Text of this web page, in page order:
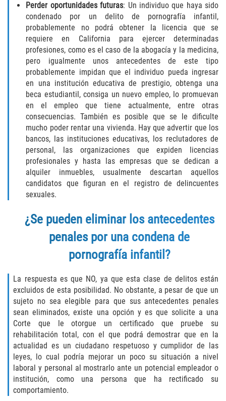
Assault
Assault on a Public Official Battery
Assault with a Deadly Weapon
Assault with Caustic Chemicals
Battery on a Peace Officer
Battery with Serious Bodily Injury
Corporal Injury
Domestic Violence
Child Endangerment
Criminal Threat
Domestic Battery
Elder Abuse
Failure to Provide Care (Child Neglect)
Violation of Restraining Order
Diversion Program
Perder oportunidades futuras: Un individuo que haya sido
condenado por un delito de pornografía infantil,
probablemente no podrá obtener la licencia que se
requiere en California para ejercer determinadas
profesiones, como es el caso de la abogacía y la medicina,
pero igualmente unos antecedentes de este tipo
probablemente impidan que el individuo pueda ingresar
en una institución educativa de prestigio, obtenga una
beca estudiantil, consiga un nuevo empleo, lo promuevan
en el empleo que tiene actualmente, entre otras
consecuencias. También es posible que se le dificulte
mucho poder rentar una vivienda. Hay que advertir que los
bancos, las instituciones educativas, los reclutadores de
personal, las organizaciones que expiden licencias
profesionales y hasta las empresas que se dedican a
alquiler inmuebles, usualmente descartan aquellos
candidatos que figuran en el registro de delincuentes
sexuales.
¿Se pueden eliminar los antecedentes
penales por una condena de
pornografía infantil?
La respuesta es que NO, ya que esta clase de delitos están
excluidos de esta posibilidad. No obstante, a pesar de que un
sujeto no sea elegible para que sus antecedentes penales
sean eliminados, existe una opción y es que solicite a una
Corte que le otorgue un certificado que pruebe su
rehabilitación total, con el que podrá demostrar que en la
actualidad es un ciudadano respetuoso y cumplidor de las
leyes, lo cual podría mejorar un poco su situación a nivel
laboral y personal al mostrarlo ante un potencial empleador o
institución, como una persona que ha rectificado su
comportamiento.